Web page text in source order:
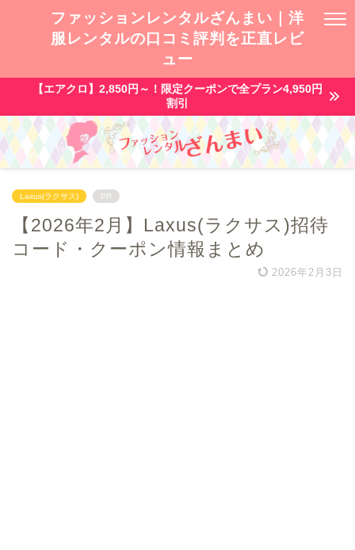
ファッションレンタルざんまい｜洋
服レンタルの口コミ評判を正直レビ
ュー
【エアクロ】2,850円～！限定クーポンで全プラン4,950円
割引
Laxus(ラクサス) PR
【2026年2月】Laxus(ラクサス)招待
コード・クーポン情報まとめ
2026年2月3日